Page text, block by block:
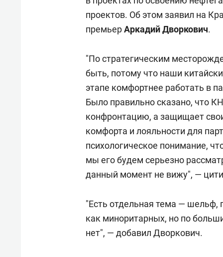
проектов. Об этом заявил на
премьерАркадий Дворкович.
"По стратегическим
быть, потому что наши
этапе комфортнее работать в
Было правильно сказано, что
конфронтацию, а защищает
комфорта и лояльности для
психологическое понимание,
мы его будем серьезно
данный момент не вижу", —
"Есть отдельная тема — шельф,
как миноритарных, но по
нет", — добавил Дворкович.
Падел, фитнес, танцы и даже
ниндзя-зал: как ТРЦ «Франт»
стал Меккой для любителей
когда